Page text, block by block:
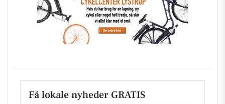
Få lokale nyheder GRATIS